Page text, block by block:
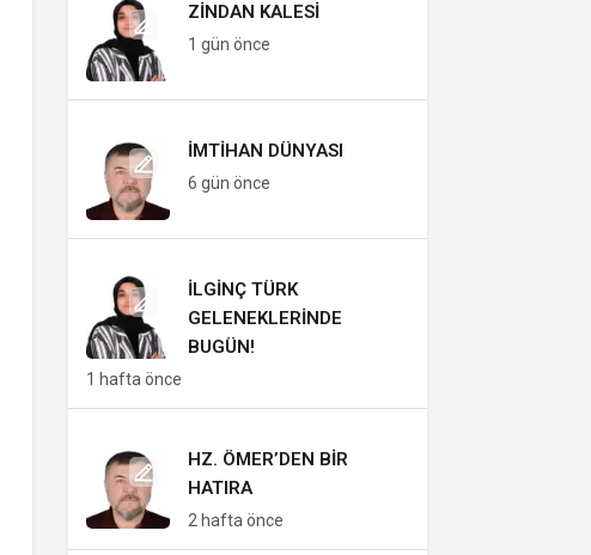
ZINDAN KALESI
1 gün önce
İMTIHAN DÜNYASI
6 gün önce
İLGINÇ TÜRK
GELENEKLERINDE
BUGÜN!
1 hafta önce
HZ. ÖMER’DEN BIR
HATIRA
2 hafta önce